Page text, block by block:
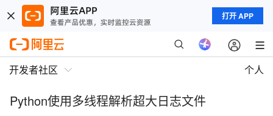
打开 APP
开发者社区 个人
Python使用多线程解析超大日志文件